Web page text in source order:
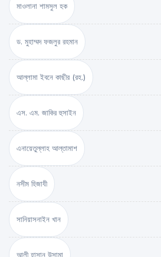
মাওলানা শামসুল হক
ড. মুহাম্মদ ফজলুর রহমান
আল্লামা ইবনে কাছীর (রহ.)
এস. এম. জাকির হুসাইন
এনায়েতুল্লাহ আল্‌তামাশ
নসীম হিজাযী
সানিয়াসনাইন খান
আলী হাসান উসামা